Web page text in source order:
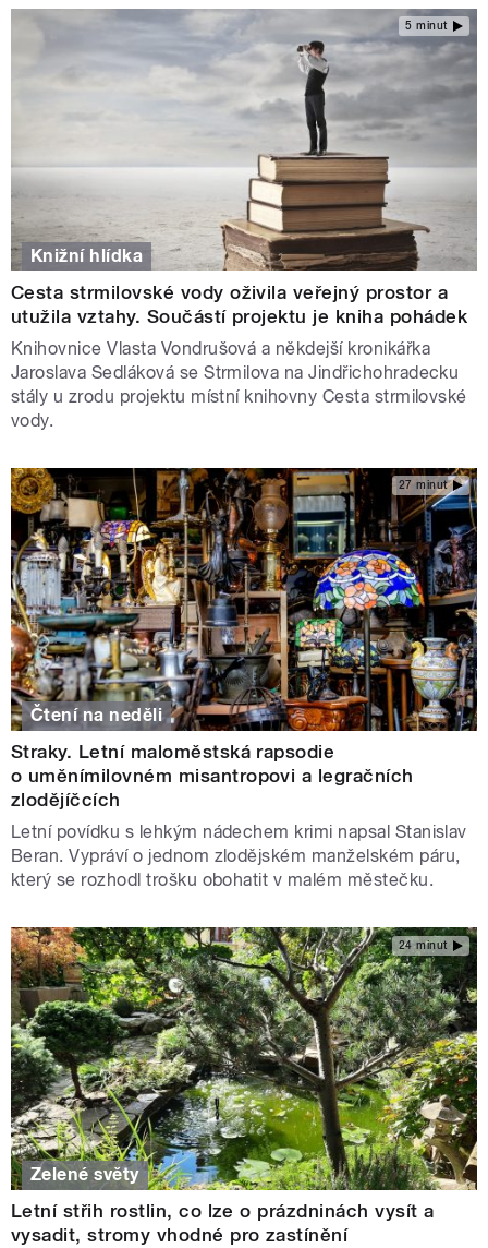
5 minut
Knižní hlídka
Cesta strmilovské vody oživila veřejný prostor a
utužila vztahy. Součástí projektu je kniha pohádek
Knihovnice Vlasta Vondrušová a někdejší kronikářka
Jaroslava Sedláková se Strmilova na Jindřichohradecku
stály u zrodu projektu místní knihovny Cesta strmilovské
vody.
27 minut
Čtení na neděli
Straky. Letní maloměstská rapsodie
o uměnímilovném misantropovi a legračních
zlodějíčcích
Letní povídku s lehkým nádechem krimi napsal Stanislav
Beran. Vypráví o jednom zlodějském manželském páru,
který se rozhodl trošku obohatit v malém městečku.
24 minut
Zelené světy
Letní střih rostlin, co lze o prázdninách vysít a
vysadit, stromy vhodné pro zastínění